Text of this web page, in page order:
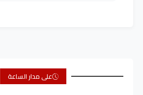
على مدار الساعة